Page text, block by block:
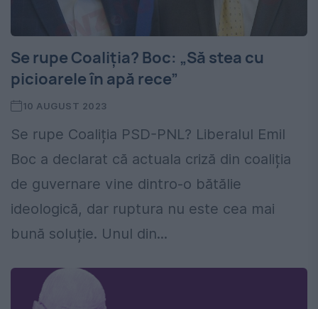
Se rupe Coaliția? Boc: „Să stea cu
picioarele în apă rece”
10 AUGUST 2023
Se rupe Coaliția PSD-PNL? Liberalul Emil
Boc a declarat că actuala criză din coaliția
de guvernare vine dintro-o bătălie
ideologică, dar ruptura nu este cea mai
bună soluție. Unul din...